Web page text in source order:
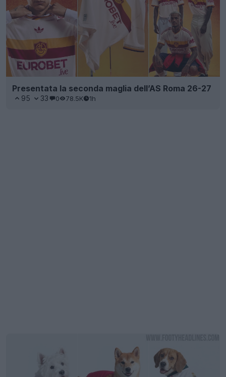
Presentata la seconda maglia dell’AS Roma 26-27
95 33 0 78.5K 1h